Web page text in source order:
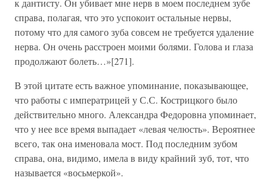
справа, полагая, что это успокоит остальные нервы,
потому что для самого зуба совсем не требуется удаление
нерва. Он очень расстроен моими болями. Голова и глаза
продолжают болеть…»[271].
В этой цитате есть важное упоминание, показывающее,
что работы с императрицей у С.С. Кострицкого было
действительно много. Александра Федоровна упоминает,
что у нее все время выпадает «левая челюсть». Вероятнее
всего, так она именовала мост. Под последним зубом
справа, она, видимо, имела в виду крайний зуб, тот, что
называется «восьмеркой».